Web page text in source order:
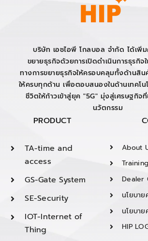
บริษัท เอชไอพี โกลบอล จำกัด ได้เพิ่
ขยายธุรกิจด้วยการเปิดดำเนินการธุรกิจ
ทางการขยายธุรกิจให้ครอบคลุมทั้งด้านสิน
ให้ครบทุกด้าน เพื่อตอบสนองในด้านเทคโ
ชีวิตให้ก้าวเข้าสู่ยุค "5G" มุ่งสู่เศรษฐกิจ
นวัตกรรม
PRODUCT
TA-time and
access
GS-Gate System
SE-Security
IOT-Internet of
Thing
About
Training
Dealer
นโยบา
นโยบา
HIP